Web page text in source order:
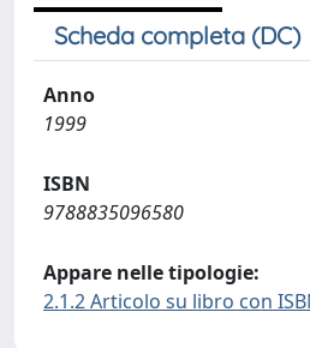
Scheda completa (DC)
Anno
1999
ISBN
9788835096580
Appare nelle tipologie:
2.1.2 Articolo su libro con